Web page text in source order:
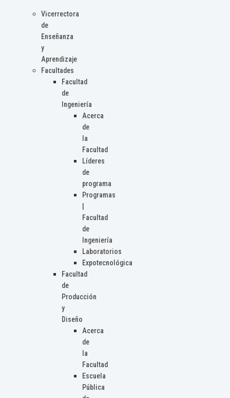
Vicerrectora
de
Enseñanza
y
Aprendizaje
Facultades
Facultad
de
Ingeniería
Acerca
de
la
Facultad
Líderes
de
programa
Programas
Facultad
de
Ingeniería
Laboratorios
Expotecnológica
Facultad
de
Producción
y
Diseño
Acerca
de
la
Facultad
Escuela
Pública